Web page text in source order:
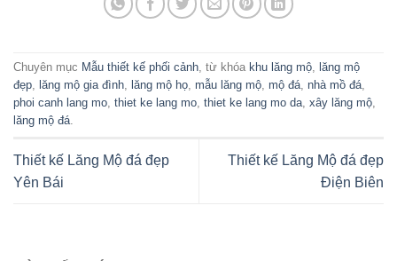
Chuyên mục Mẫu thiết kế phối cảnh, từ khóa khu lăng mộ, lăng mộ
đẹp, lăng mộ gia đình, lăng mộ họ, mẫu lăng mộ, mộ đá, nhà mồ đá,
phoi canh lang mo, thiet ke lang mo, thiet ke lang mo da, xây lăng mộ,
lăng mộ đá.
Thiết kế Lăng Mộ đá đẹp
Yên Bái
Thiết kế Lăng Mộ đá đẹp
Điện Biên